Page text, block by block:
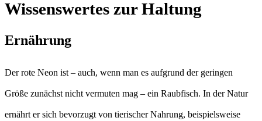
Wissenswertes zur Haltung
Ernährung
Der rote Neon ist – auch, wenn man es aufgrund der geringen
Größe zunächst nicht vermuten mag – ein Raubfisch. In der Natur
ernährt er sich bevorzugt von tierischer Nahrung, beispielsweise